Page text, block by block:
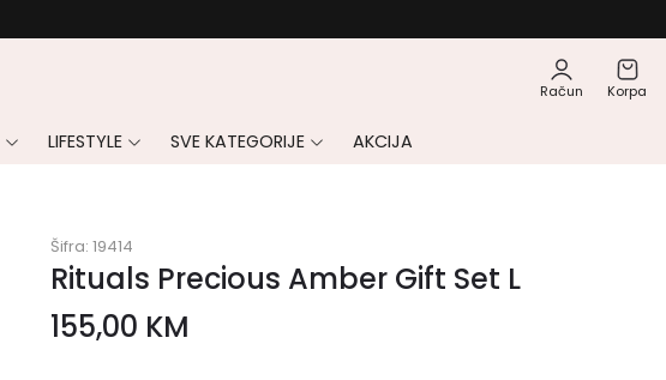
Račun Korpa
LIFESTYLE SVE KATEGORIJE AKCIJA
Šifra: 19414
Rituals Precious Amber Gift Set L
155,00 KM